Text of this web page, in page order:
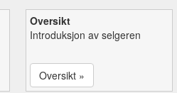
Oversikt
Introduksjon av selgeren
Oversikt »